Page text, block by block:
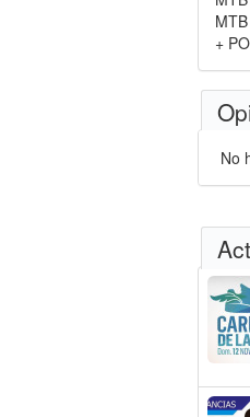
+
No